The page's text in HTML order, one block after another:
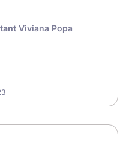
Viviana Popa